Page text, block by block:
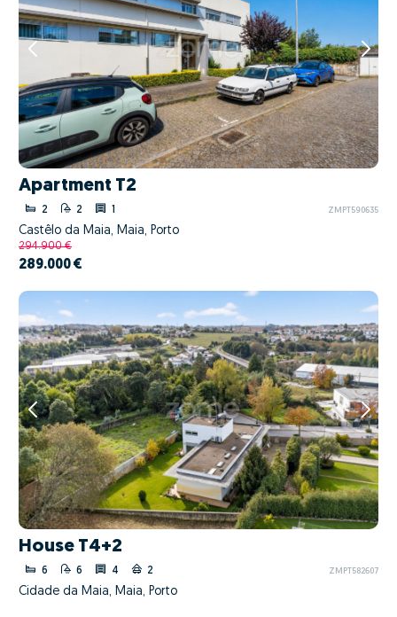
Apartment T2
2 2 1 ZMPT590635
Castêlo da Maia, Maia, Porto
294.900 €
289.000 €
House T4+2
6 6 4 2 ZMPT582607
Cidade da Maia, Maia, Porto